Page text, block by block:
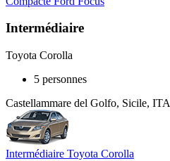
Intermédiaire
Toyota Corolla
5 personnes
Castellammare del Golfo, Sicile, ITA
Intermédiaire Toyota Corolla